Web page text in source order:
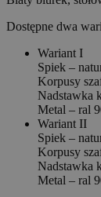
Dostępne dwa
Wariant I
Spiek –
Korpusy
Nadstawka
Metal – ral
Wariant II
Spiek –
Korpusy
Nadstawka
Metal – ral